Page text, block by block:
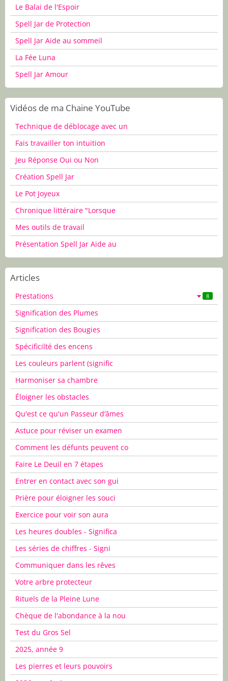
Le Balai de l'Espoir
Spell Jar de Protection
Spell Jar Aide au sommeil
La Fée Luna
Spell Jar Amour
Vidéos de ma Chaine YouTube
Technique de déblocage avec un
Fais travailler ton intuition
Jeu Réponse Oui ou Non
Création Spell Jar
Le Pot Joyeux
Chronique littéraire "Lorsque
Mes outils de travail
Présentation Spell Jar Aide au
Articles
Prestations 8
Signification des Plumes
Signification des Bougies
Spécificilté des encens
Les couleurs parlent (signific
Harmoniser sa chambre
Éloigner les obstacles
Qu'est ce qu'un Passeur d’âmes
Astuce pour réviser un examen
Comment les défunts peuvent co
Faire Le Deuil en 7 étapes
Entrer en contact avec son gui
Prière pour éloigner les souci
Exercice pour voir son aura
Les heures doubles - Significa
Les séries de chiffres - Signi
Communiquer dans les rêves
Votre arbre protecteur
Rituels de la Pleine Lune
Chèque de l'abondance à la nou
Test du Gros Sel
2025, année 9
Les pierres et leurs pouvoirs